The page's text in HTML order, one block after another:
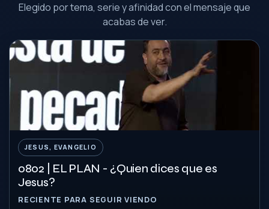
Elegido por tema, serie y afinidad con el mensaje que
acabas de ver.
JESUS, EVANGELIO
0802 | EL PLAN - ¿Quien dices que es
Jesus?
RECIENTE PARA SEGUIR VIENDO